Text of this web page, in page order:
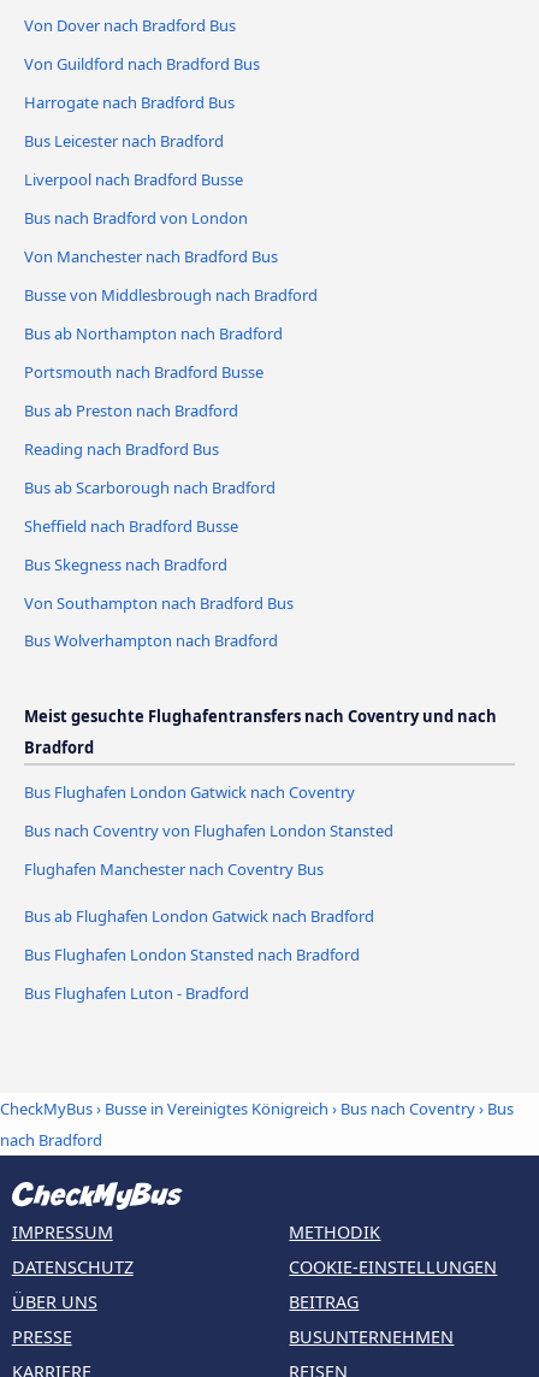
Von Dover nach Bradford Bus
Von Guildford nach Bradford Bus
Harrogate nach Bradford Bus
Bus Leicester nach Bradford
Liverpool nach Bradford Busse
Bus nach Bradford von London
Von Manchester nach Bradford Bus
Busse von Middlesbrough nach Bradford
Bus ab Northampton nach Bradford
Portsmouth nach Bradford Busse
Bus ab Preston nach Bradford
Reading nach Bradford Bus
Bus ab Scarborough nach Bradford
Sheffield nach Bradford Busse
Bus Skegness nach Bradford
Von Southampton nach Bradford Bus
Bus Wolverhampton nach Bradford
Meist gesuchte Flughafentransfers nach Coventry und nach
Bradford
Bus Flughafen London Gatwick nach Coventry
Bus nach Coventry von Flughafen London Stansted
Flughafen Manchester nach Coventry Bus
Bus ab Flughafen London Gatwick nach Bradford
Bus Flughafen London Stansted nach Bradford
Bus Flughafen Luton - Bradford
CheckMyBus› Busse in Vereinigtes Königreich › Bus nach Coventry› Bus
nach Bradford
IMPRESSUM
DATENSCHUTZ
ÜBER UNS
PRESSE
KARRIERE
METHODIK
COOKIE-EINSTELLUNGEN
BEITRAG
BUSUNTERNEHMEN
REISEN